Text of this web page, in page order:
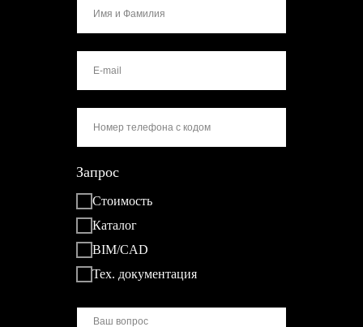
Запрос
Стоимость
Каталог
BIM/CAD
Тех. документация